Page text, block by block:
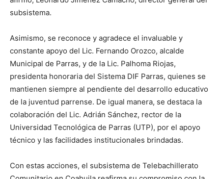
subsistema.
Asimismo, se reconoce y agradece el invaluable y
constante apoyo del Lic. Fernando Orozco, alcalde
Municipal de Parras, y de la Lic. Palhoma Riojas,
presidenta honoraria del Sistema DIF Parras, quienes se
mantienen siempre al pendiente del desarrollo educativo
de la juventud parrense. De igual manera, se destaca la
colaboración del Lic. Adrián Sánchez, rector de la
Universidad Tecnológica de Parras (UTP), por el apoyo
técnico y las facilidades institucionales brindadas.
Con estas acciones, el subsistema de Telebachillerato